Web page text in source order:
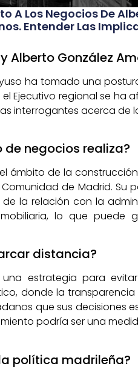
A Los Negocios De
Entender Las
Alberto González
ha tomado una
Ejecutivo regional se ha
interrogantes acerca de
de negocios realiza?
ámbito de la
de Madrid. Su
la relación con la
lo que puede
distancia?
estrategia para
donde la
que sus decisiones
podría ser una
política madrileña?